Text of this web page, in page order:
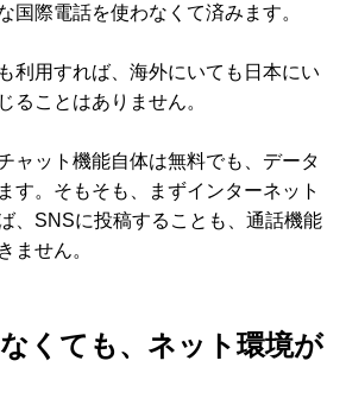
国際電話を使わなくて済みます。
利用すれば、海外にいても日本にい
ることはありません。
ャット機能自体は無料でも、データ
す。そもそも、まずインターネット
、SNSに投稿することも、通話機能
ません。
くても、ネット環境が